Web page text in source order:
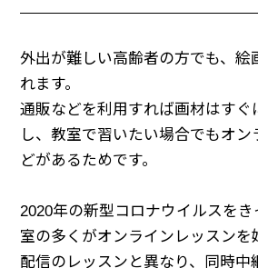
外出が難しい高齢者の方でも、絵
れます。
通販などを利用すれば画材はすぐ
し、教室で習いたい場合でもオン
どがあるためです。
2020年の新型コロナウイルスをき
室の多くがオンラインレッスンを
配信のレッスンと異なり、同時中